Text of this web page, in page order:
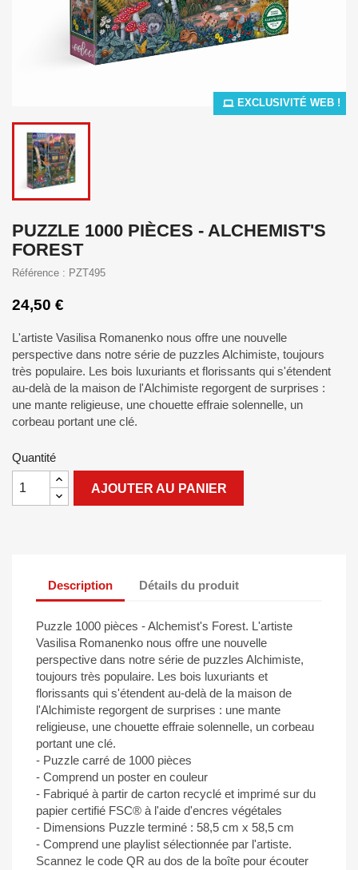
EXCLUSIVITÉ WEB !
PUZZLE 1000 PIÈCES - ALCHEMIST'S
FOREST
Référence : PZT495
24,50 €
L'artiste Vasilisa Romanenko nous offre une nouvelle
perspective dans notre série de puzzles Alchimiste, toujours
très populaire. Les bois luxuriants et florissants qui s'étendent
au-delà de la maison de l'Alchimiste regorgent de surprises :
une mante religieuse, une chouette effraie solennelle, un
corbeau portant une clé.
Quantité
AJOUTER AU PANIER
Description Détails du produit
Puzzle 1000 pièces - Alchemist's Forest. L'artiste
Vasilisa Romanenko nous offre une nouvelle
perspective dans notre série de puzzles Alchimiste,
toujours très populaire. Les bois luxuriants et
florissants qui s'étendent au-delà de la maison de
l'Alchimiste regorgent de surprises : une mante
religieuse, une chouette effraie solennelle, un corbeau
portant une clé.
- Puzzle carré de 1000 pièces
- Comprend un poster en couleur
- Fabriqué à partir de carton recyclé et imprimé sur du
papier certifié FSC® à l'aide d'encres végétales
- Dimensions Puzzle terminé : 58,5 cm x 58,5 cm
- Comprend une playlist sélectionnée par l'artiste.
Scannez le code QR au dos de la boîte pour écouter